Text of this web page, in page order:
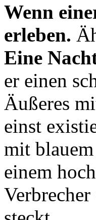
Wenn
erleben.
Eine
er einen
Äußeres
einst
mit
einem